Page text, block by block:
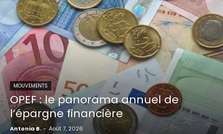
MOUVEMENTS
OPEF : le panorama annuel de
l’épargne financière
Antonia B. - Août 7, 2026